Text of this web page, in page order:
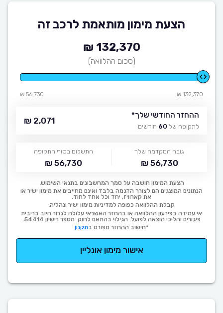
הצעת מימון מותאמת לרכב זה
132,370 ₪
(סכום ההלוואה)
132,370 ₪
56,730 ₪
ההחזר החודשי שלך*
לתקופה של 60 חודשים
2,071 ₪
גובה המקדמה שלך
56,730 ₪
התשלום בסוף התקופה
56,730 ₪
הצעת המימון חושבה על סמך המחשבונים בתנאי השימוש.
הנתונים המוצגים הם לצורך הדגמה בלבד ואינם מחייבים את מימון ישיר או
את קארוויז, יחד וכל אחד לחוד.
קבלת ההלוואה כפופה למדיניות מימון ישיר ונהליה.
אי עמידה בפירעון ההלוואה או בהחזר האשראי עלולה לגרור חיוב בריבית
פיגורים והליכי הוצאה לפועל. הגילוי בהתאם לחוק. מספר רישיון 54414.
*חישוב ההחזר מפורט בתקנון
אישור מימון אונליין